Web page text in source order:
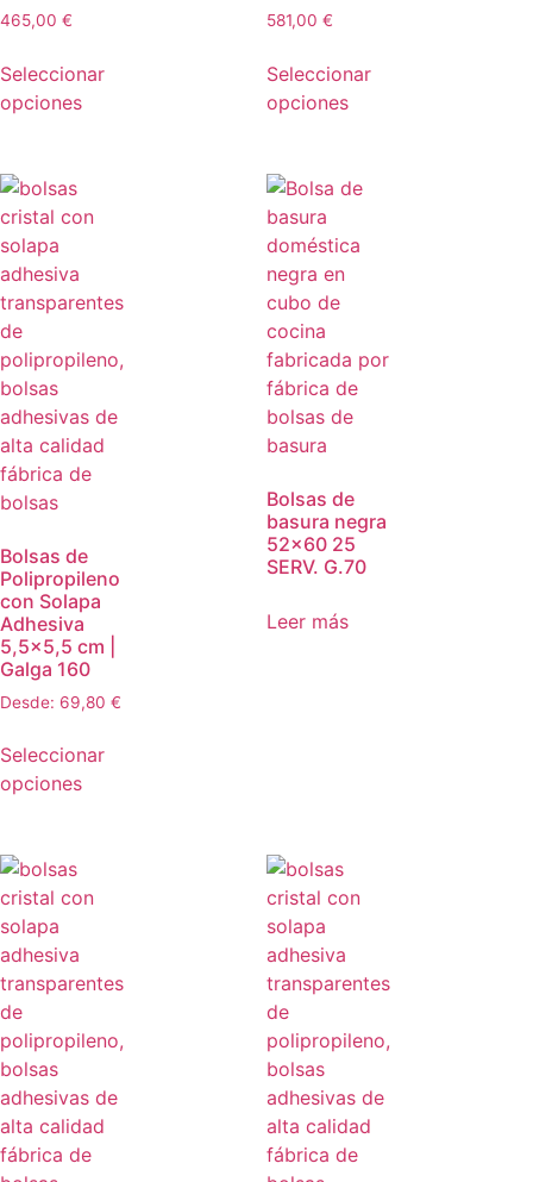
465,00 €
Seleccionar
opciones
581,00 €
Seleccionar
opciones
Bolsas de
Polipropileno
con Solapa
Adhesiva
5,5×5,5 cm |
Galga 160
Desde: 69,80 €
Seleccionar
opciones
Bolsas de
basura negra
52×60 25
SERV. G.70
Leer más